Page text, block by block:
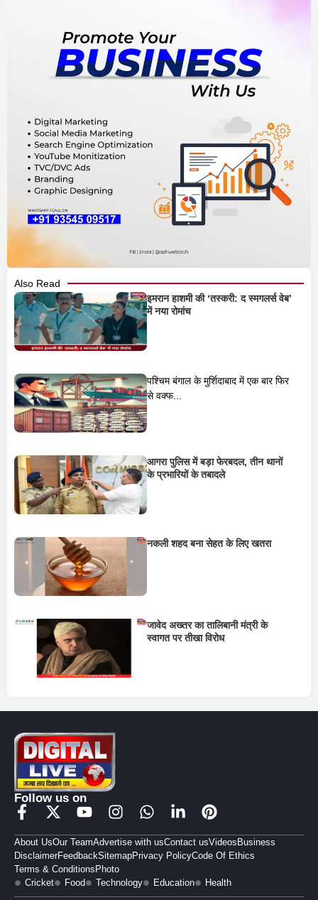
Also Read
इमरान हाशमी की ‘तस्करी: द स्मगलर्स वेब’
में नया रोमांच
पश्चिम बंगाल के मुर्शिदाबाद में एक बार फिर
से वक्फ...
आगरा पुलिस में बड़ा फेरबदल, तीन थानों
के प्रभारियों के तबादले
नकली शहद बना सेहत के लिए खतरा
जावेद अख्तर का तालिबानी मंत्री के
स्वागत पर तीखा विरोध
Follow us on
About UsOur TeamAdvertise with usContact usVideos Business
DisclaimerFeedbackSitemapPrivacy PolicyCode Of Ethics
Terms & Conditions Photo
Cricket
Food Technology Education Health